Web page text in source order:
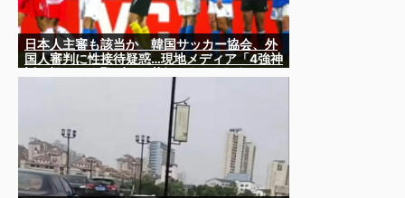
日本人主審も該当か 韓国サッカー協会、外
国人審判に性接待疑惑…現地メディア「4強神